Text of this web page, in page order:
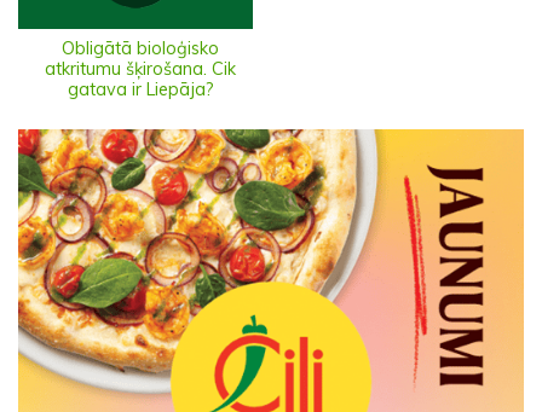
Obligātā bioloģisko
atkritumu šķirošana. Cik
gatava ir Liepāja?